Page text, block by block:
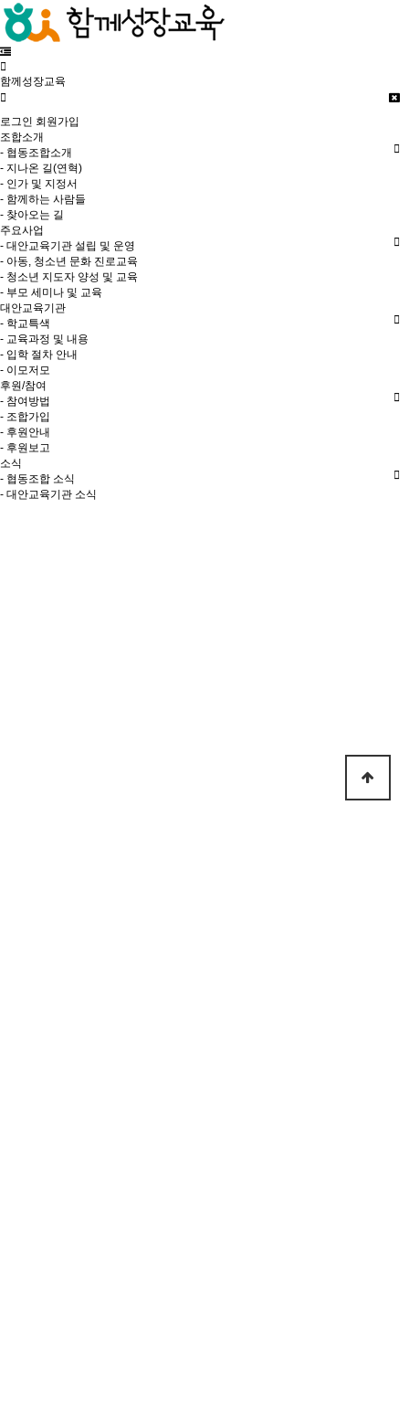
함께성장교육
로그인 회원가입
조합소개
- 협동조합소개
- 지나온 길(연혁)
- 인가 및 지정서
- 함께하는 사람들
- 찾아오는 길
주요사업
- 대안교육기관 설립 및 운영
- 아동, 청소년 문화 진로교육
- 청소년 지도자 양성 및 교육
- 부모 세미나 및 교육
대안교육기관
- 학교특색
- 교육과정 및 내용
- 입학 절차 안내
- 이모저모
후원/참여
- 참여방법
- 조합가입
- 후원안내
- 후원보고
소식
- 협동조합 소식
- 대안교육기관 소식